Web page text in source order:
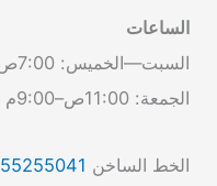
الساعات
السبت—الخميس: 7:00ص–11:30م
الجمعة: 11:00ص–9:00م
الخط الساخن 55255041